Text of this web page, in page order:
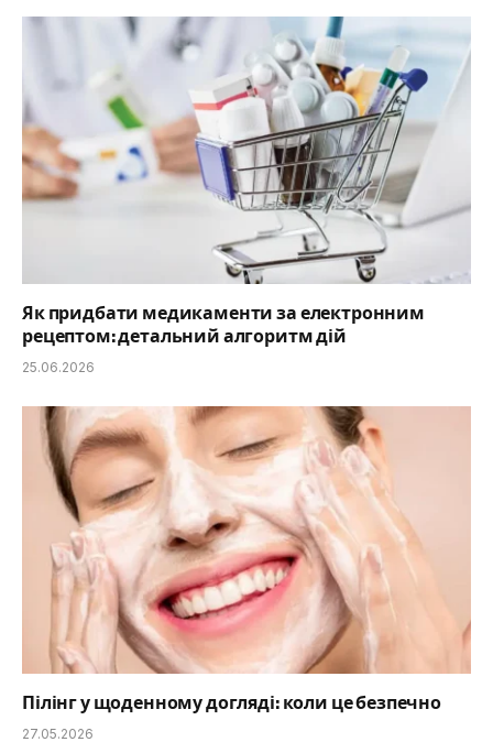
Як придбати медикаменти за електронним
рецептом: детальний алгоритм дій
25.06.2026
Пілінг у щоденному догляді: коли це безпечно
27.05.2026